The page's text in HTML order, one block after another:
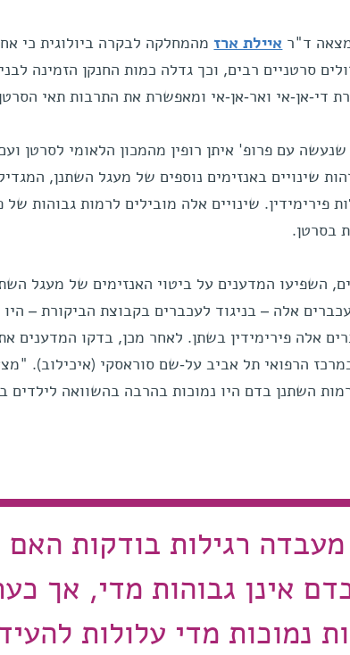
ד"ר איילת ארזמהמחלקה לבקרה ביולוגית כי
סרטניים רבים, וכך גדלה כמות החנקן הזמינה
די-אן-אי ואר-אן-אי ומאפשרת את התרבות תאי
עם פרופ' איתן רופין מהמכון הלאומי לסרטן
שינויים באנזימים נוספים של מעגל השתנן,
פירימידין. שינויים אלה מובילים לרמות גבוהות של
בסרטן.
השפיעו המדענים על ביטוי האנזימים של מעגל
אלה – בניגוד לעכברים בקבוצת הביקורת –
אלה פירימידין בשתן. לאחר מכן, בדקו המדענים
הרפואי תל אביב על-שם סוראסקי (איכילוב).
השתנן בדם היו נמוכות בהרבה בהשוואה לילדים
מעבדה רגילות בודקות האם
אינן גבוהות מדי, אך
נמוכות מדי עלולות